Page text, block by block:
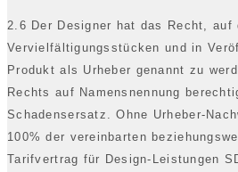
2.6 Der Designer hat das Recht, auf
Vervielfältigungsstücken und in
Produkt als Urheber genannt zu
Rechts auf Namensnennung
Schadensersatz. Ohne Urheber-
100% der vereinbarten
Tarifvertrag für Design-Leistungen